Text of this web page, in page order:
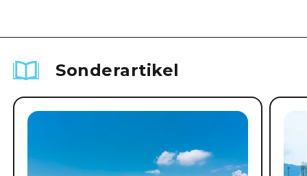
Sonderartikel